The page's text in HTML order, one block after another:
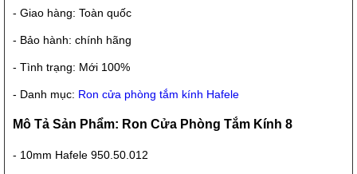
- Giao hàng: Toàn quốc
- Bảo hành: chính hãng
- Tình trạng: Mới 100%
- Danh mục: Ron cửa phòng tắm kính Hafele
Mô Tả Sản Phẩm: Ron Cửa Phòng Tắm Kính 8
- 10mm Hafele 950.50.012